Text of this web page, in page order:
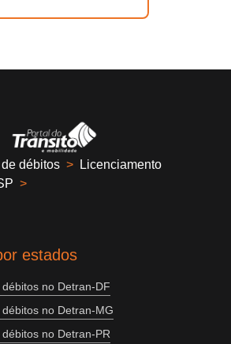
débitos >
Licenciamento
>
estados
no Detran-DF
no Detran-MG
no Detran-PR